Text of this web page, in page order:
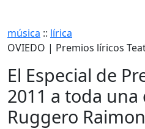
música :: lírica
OVIEDO | Premios líricos
El Especial de
2011 a toda
Ruggero